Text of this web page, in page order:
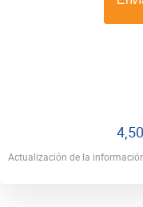
Actualización de la